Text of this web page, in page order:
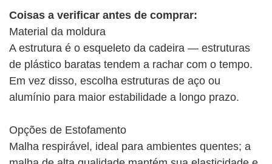
Coisas a verificar antes de comprar:
Material da moldura
A estrutura é o esqueleto da cadeira — estruturas
de plástico baratas tendem a rachar com o tempo.
Em vez disso, escolha estruturas de aço ou
alumínio para maior estabilidade a longo prazo.
Opções de Estofamento
Malha respirável, ideal para ambientes quentes; a